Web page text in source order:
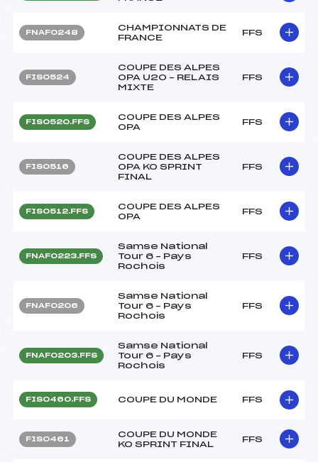
FNAF0248
CHAMPIONNATS DE
FRANCE
FFS
FIS0524
COUPE DES ALPES
OPA U20 – RELAIS
MIXTE
FFS
FIS0520.FFS
COUPE DES ALPES
OPA
FFS
FIS0516
COUPE DES ALPES
OPA KO SPRINT
FINAL
FFS
FIS0512.FFS
COUPE DES ALPES
OPA
FFS
FNAF0223.FFS
Samse National
Tour 6 – Pays
Rochois
FFS
FNAF0206
Samse National
Tour 6 – Pays
Rochois
FFS
FNAF0203.FFS
Samse National
Tour 6 – Pays
Rochois
FFS
FIS0460.FFS COUPE DU MONDE FFS
FIS0461
COUPE DU MONDE
KO SPRINT FINAL
FFS